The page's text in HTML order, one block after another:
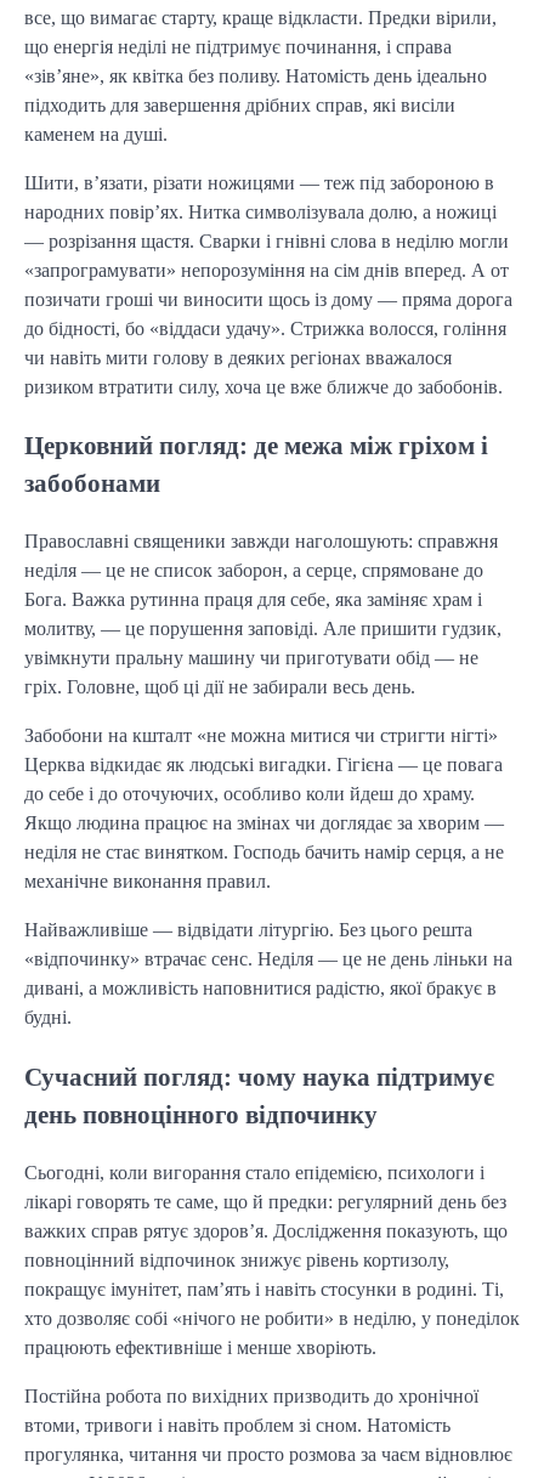
все, що вимагає старту, краще відкласти. Предки вірили,
що енергія неділі не підтримує починання, і справа
«зів’яне», як квітка без поливу. Натомість день ідеально
підходить для завершення дрібних справ, які висіли
каменем на душі.
Шити, в’язати, різати ножицями — теж під забороною в
народних повір’ях. Нитка символізувала долю, а ножиці
— розрізання щастя. Сварки і гнівні слова в неділю могли
«запрограмувати» непорозуміння на сім днів вперед. А от
позичати гроші чи виносити щось із дому — пряма дорога
до бідності, бо «віддаси удачу». Стрижка волосся, гоління
чи навіть мити голову в деяких регіонах вважалося
ризиком втратити силу, хоча це вже ближче до забобонів.
Церковний погляд: де межа між гріхом і
забобонами
Православні священики завжди наголошують: справжня
неділя — це не список заборон, а серце, спрямоване до
Бога. Важка рутинна праця для себе, яка заміняє храм і
молитву, — це порушення заповіді. Але пришити гудзик,
увімкнути пральну машину чи приготувати обід — не
гріх. Головне, щоб ці дії не забирали весь день.
Забобони на кшталт «не можна митися чи стригти нігті»
Церква відкидає як людські вигадки. Гігієна — це повага
до себе і до оточуючих, особливо коли йдеш до храму.
Якщо людина працює на змінах чи доглядає за хворим —
неділя не стає винятком. Господь бачить намір серця, а не
механічне виконання правил.
Найважливіше — відвідати літургію. Без цього решта
«відпочинку» втрачає сенс. Неділя — це не день ліньки на
дивані, а можливість наповнитися радістю, якої бракує в
будні.
Сучасний погляд: чому наука підтримує
день повноцінного відпочинку
Сьогодні, коли вигорання стало епідемією, психологи і
лікарі говорять те саме, що й предки: регулярний день без
важких справ рятує здоров’я. Дослідження показують, що
повноцінний відпочинок знижує рівень кортизолу,
покращує імунітет, пам’ять і навіть стосунки в родині. Ті,
хто дозволяє собі «нічого не робити» в неділю, у понеділок
працюють ефективніше і менше хворіють.
Постійна робота по вихідних призводить до хронічної
втоми, тривоги і навіть проблем зі сном. Натомість
прогулянка, читання чи просто розмова за чаєм відновлює